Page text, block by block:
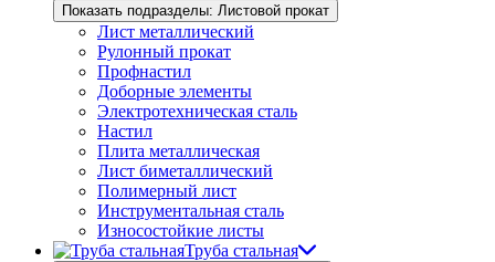
Показать подразделы: Листовой прокат
Лист металлический
Рулонный прокат
Профнастил
Доборные элементы
Электротехническая сталь
Настил
Плита металлическая
Лист биметаллический
Полимерный лист
Инструментальная сталь
Износостойкие листы
Труба стальная